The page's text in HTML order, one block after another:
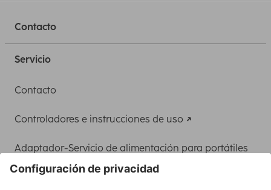
Contacto
Servicio
Contacto
Controladores e instrucciones de uso
Adaptador-Servicio de alimentación para portátiles